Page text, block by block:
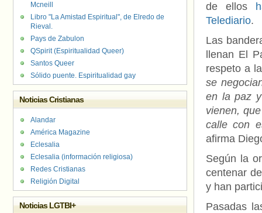
de ellos
Telediario.
Las
llenan El
respeto a
se
en la paz
vienen,
calle con
afirma
Según la
centenar
y han
Pasadas
Mcneill
Libro "La Amistad Espiritual", de Elredo de
Rieval.
Pays de Zabulon
QSpirit (Espiritualidad Queer)
Santos Queer
Sólido puente. Espiritualidad gay
Noticias Cristianas
Alandar
América Magazine
Eclesalia
Eclesalia (información religiosa)
Redes Cristianas
Religión Digital
Noticias LGTBI+